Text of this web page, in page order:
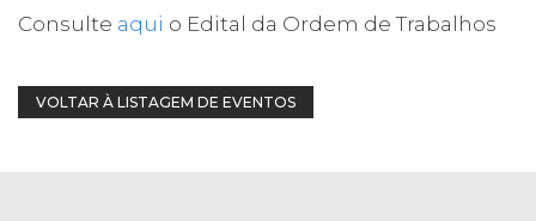
Consulte aqui o Edital da Ordem de Trabalhos
VOLTAR À LISTAGEM DE EVENTOS